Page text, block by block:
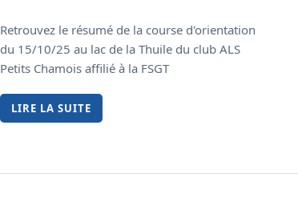
Retrouvez le résumé de la course d'orientation
du 15/10/25 au lac de la Thuile du club ALS
Petits Chamois affilié à la FSGT
LIRE LA SUITE